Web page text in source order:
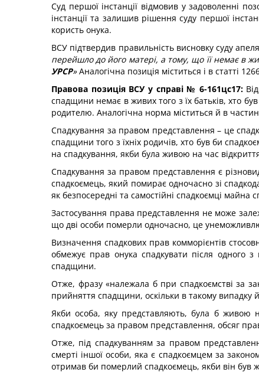
Суд першої інстанції відмовив у задоволенні
інстанції та залишив рішення суду першої
користь онука.
ВСУ підтвердив правильність висновку суду
перейшло до його матері, а тому, що її немає в
УРСР»Аналогічна позиція міститься і в статті
Правова позиція ВСУ у справі № 6-161цс17:
спадщини немає в живих того з їх батьків, хто
родителю. Аналогічна норма міститься й в
Спадкування за правом представлення – це
спадщини того з їхніх родичів, хто був би
на спадкування, якби була живою на час
Спадкування за правом представлення є
спадкоємець, який помирає одночасно зі
як безпосередні та самостійні спадкоємці
Застосування права представлення не може
що дві особи померли одночасно, це
Визначення спадкових прав комморієнтів
обмежує прав онука спадкувати після одного
спадщини.
Отже, фразу «належала б при спадкоємстві за
прийняття спадщини, оскільки в такому випадку
Якби особа, яку представляють, була б живою
спадкоємець за правом представлення, обсяг
Отже, під спадкуванням за правом
смерті іншої особи, яка є спадкоємцем за
отримав би померлий спадкоємець, якби він